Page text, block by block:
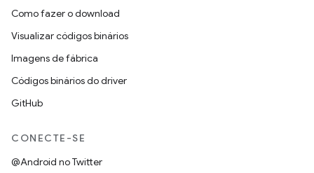
Como fazer o download
Visualizar códigos binários
Imagens de fábrica
Códigos binários do driver
GitHub
CONECTE-SE
@Android no Twitter